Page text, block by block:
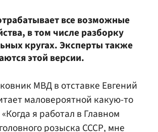
все возможные
в том числе разборку
кругах. Эксперты также
этой версии.
МВД в отставке Евгений
маловероятной какую-то
я работал в Главном
розыска СССР, мне